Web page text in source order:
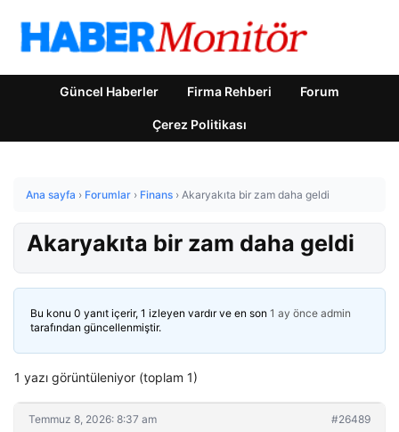
Güncel Haberler Firma Rehberi Forum
Çerez Politikası
Ana sayfa › Forumlar › Finans › Akaryakıta bir zam daha geldi
Akaryakıta bir zam daha geldi
Bu konu 0 yanıt içerir, 1 izleyen vardır ve en son 1 ay önce admin
tarafından güncellenmiştir.
1 yazı görüntüleniyor (toplam 1)
Temmuz 8, 2026: 8:37 am #26489